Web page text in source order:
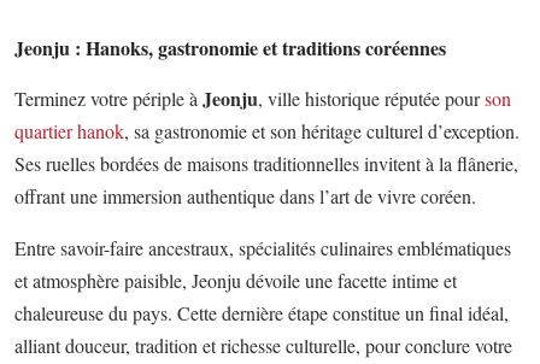
Jeonju : Hanoks, gastronomie et traditions coréennes
Terminez votre périple à Jeonju, ville historique réputée pourson
quartier hanok, sa gastronomie et son héritage culturel d’exception.
Ses ruelles bordées de maisons traditionnelles invitent à la flânerie,
offrant une immersion authentique dans l’art de vivre coréen.
Entre savoir-faire ancestraux, spécialités culinaires emblématiques
et atmosphère paisible, Jeonju dévoile une facette intime et
chaleureuse du pays. Cette dernière étape constitue un final idéal,
alliant douceur, tradition et richesse culturelle, pour conclure votre